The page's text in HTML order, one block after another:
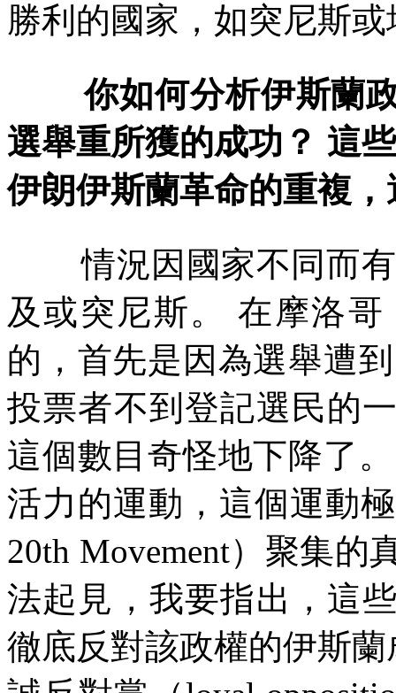
勝利的國家，如突尼斯
你如何分析伊斯蘭
選舉重所獲的成功？ 這
伊朗伊斯蘭革命的重複
情況因國家不同而
及或突尼斯。
在摩洛哥
的，首先是因為選舉遭
投票者不到登記選民的
這個數目奇怪地下降了。
活力的運動，這個運動
20th Movement）聚集的
法起見，我要指出，這
徹底反對該政權的伊斯蘭